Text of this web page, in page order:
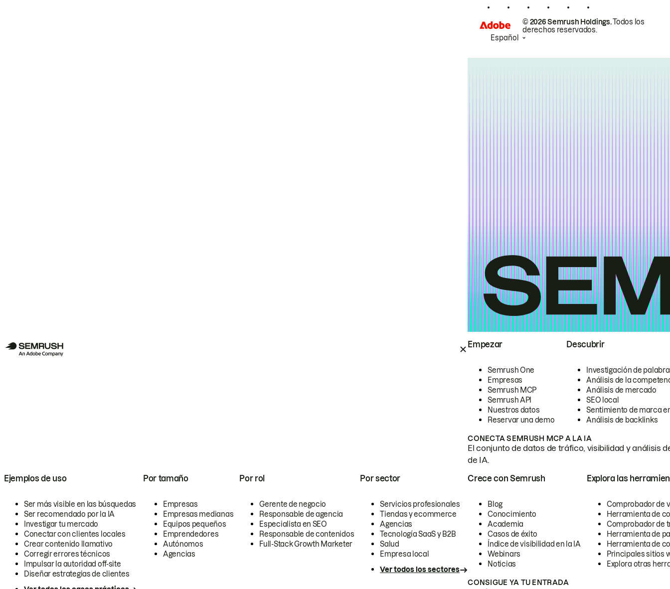
Empezar
Semrush One
Empresas
Semrush MCP
Semrush API
Nuestros datos
Reservar una demo
Descubrir
Investigación de
Análisis de la
Análisis de mercado
SEO local
Sentimiento de marca
Análisis de backlinks
CONECTA SEMRUSH MCP A LA IA
El conjunto de datos de tráfico, visibilidad y análisis
de IA.
Ejemplos de uso
Ser más visible en las búsquedas
Ser recomendado por la IA
Investigar tu mercado
Conectar con clientes locales
Crear contenido llamativo
Corregir errores técnicos
Impulsar la autoridad off-site
Diseñar estrategias de clientes
Por tamaño
Empresas
Empresas medianas
Equipos pequeños
Emprendedores
Autónomos
Agencias
Por rol
Gerente de negocio
Responsable de agencia
Especialista en SEO
Responsable de contenidos
Full-Stack Growth Marketer
Por sector
Servicios profesionales
Tiendas y ecommerce
Agencias
Tecnología SaaS y B2B
Salud
Empresa local
Ver todos los sectores
Crece con Semrush
Blog
Conocimiento
Academia
Casos de éxito
Índice de visibilidad en la IA
Webinars
Noticias
Explora las
Comprobador de
Herramienta de
Comprobador de
Herramienta de
Herramienta de
Principales sitios
Explora otras
CONSIGUE YA TU ENTRADA
© 2026 Semrush Holdings.Todos los
derechos reservados.
Español